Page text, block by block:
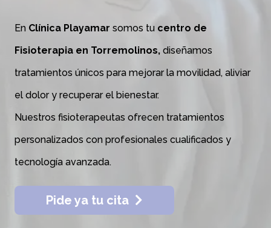
En Clínica Playamar somos tu centro de
Fisioterapia en Torremolinos, diseñamos
tratamientos únicos para mejorar la movilidad, aliviar
el dolor y recuperar el bienestar.
Nuestros fisioterapeutas ofrecen tratamientos
personalizados con profesionales cualificados y
tecnología avanzada.
Pide ya tu cita